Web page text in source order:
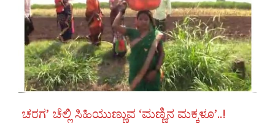
ಚರಗ’ ಚೆಲ್ಲಿ ಸಿಹಿಯುಣ್ಣುವ ‘ಮಣ್ಣಿನ ಮಕ್ಕಳೂ’..!